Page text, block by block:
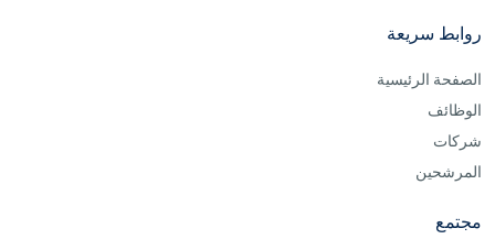
روابط سريعة
الصفحة الرئيسية
الوظائف
شركات
المرشحين
مجتمع